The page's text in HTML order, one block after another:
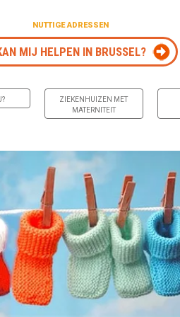
NUTTIGE ADRESSEN
MIJ HELPEN IN BRUSSEL?
ZIEKENHUIZEN MET
MATERNITEIT